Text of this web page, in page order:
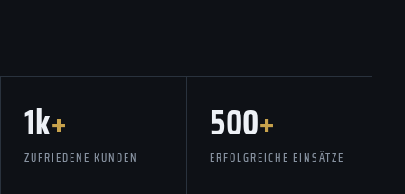
1k+
ZUFRIEDENE KUNDEN
500+
ERFOLGREICHE EINSÄTZE